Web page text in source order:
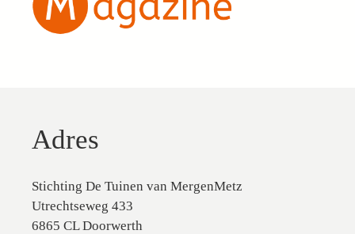
Adres
Stichting De Tuinen van MergenMetz
Utrechtseweg 433
6865 CL Doorwerth